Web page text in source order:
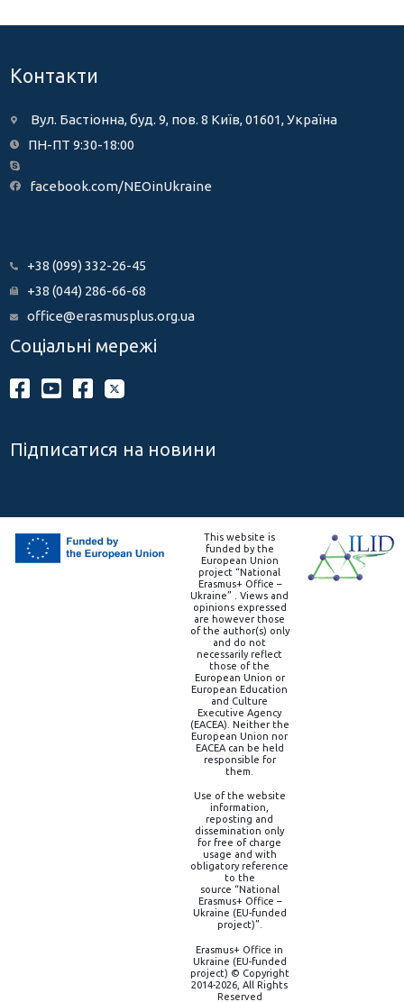
Контакти
Вул. Бастіонна, буд. 9, пов. 8 Київ, 01601, Україна
ПН-ПТ 9:30-18:00
facebook.com/NEOinUkraine
+38 (099) 332-26-45
+38 (044) 286-66-68
office@erasmusplus.org.ua
Соціальні мережі
Підписатися на новини
This website is
funded by the
European Union
project “National
Erasmus+ Office –
Ukraine” . Views and
opinions expressed
are however those
of the author(s) only
and do not
necessarily reflect
those of the
European Union or
European Education
and Culture
Executive Agency
(EACEA). Neither the
European Union nor
EACEA can be held
responsible for
them.
Use of the website
information,
reposting and
dissemination only
for free of charge
usage and with
obligatory reference
to the
source “National
Erasmus+ Office –
Ukraine (EU-funded
project)”.
Erasmus+ Office in
Ukraine (EU-funded
project) © Copyright
2014-2026, All Rights
Reserved